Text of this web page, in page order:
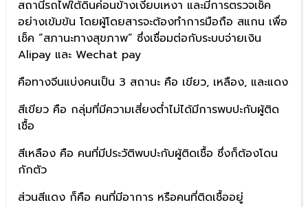
สถานีรถไฟใต้ดินค่อนข้างเงียบเหงา และมีการตรวจเช็ค
อย่างเข้มข้น โดยผู้โดยสารจะต้องทำการมือถือ สแกน เพื่อ
เช็ค “สภานะทางสุขภาพ” ซึ่งเชื่อมต่อกับระบบจ่ายเงิน
Alipay และ Wechat pay
คือทางจีนแบ่งคนเป็น 3 สถานะ คือ เขียว, เหลือง, และแดง
สีเขียว คือ กลุ่มที่มีความเสี่ยงต่ำไม่ได้มีการพบปะกับผู้ติด
เชื้อ
สีเหลือง คือ คนที่มีประวัติพบปะกับผู้ติดเชื้อ ซึ่งก็ต้องโดน
กักตัว
ส่วนสีแดง ก็คือ คนที่มีอาการ หรือคนที่ติดเชื้ออยู่